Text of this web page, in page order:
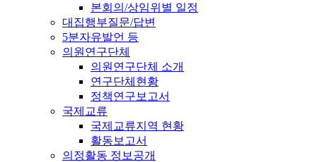
본회의/상임위별 일정
대집행부질문/답변
5분자유발언 등
의원연구단체
의원연구단체 소개
연구단체현황
정책연구보고서
국제교류
국제교류지역 현황
활동보고서
의정활동 정보공개